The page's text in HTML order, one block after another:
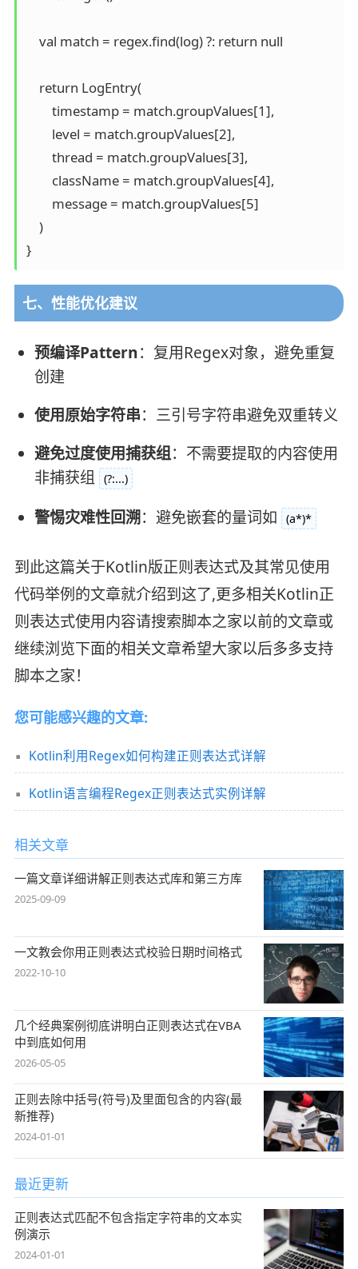
    val match = regex.find(log) ?: return null
    return LogEntry(
        timestamp = match.groupValues[1],
        level = match.groupValues[2],
        thread = match.groupValues[3],
        className = match.groupValues[4],
        message = match.groupValues[5]
    )
}
七、性能优化建议
预编译Pattern：复用Regex对象，避免重复
创建
使用原始字符串：三引号字符串避免双重转义
避免过度使用捕获组：不需要提取的内容使用
非捕获组
(?:...)
警惕灾难性回溯：避免嵌套的量词如 (a*)*
到此这篇关于Kotlin版正则表达式及其常见使用
代码举例的文章就介绍到这了,更多相关Kotlin正
则表达式使用内容请搜索脚本之家以前的文章或
继续浏览下面的相关文章希望大家以后多多支持
脚本之家！
您可能感兴趣的文章:
Kotlin利用Regex如何构建正则表达式详解
Kotlin语言编程Regex正则表达式实例详解
相关文章
一篇文章详细讲解正则表达式库和第三方库
2025-09-09
一文教会你用正则表达式校验日期时间格式
2022-10-10
几个经典案例彻底讲明白正则表达式在VBA
中到底如何用
2026-05-05
正则去除中括号(符号)及里面包含的内容(最
新推荐)
2024-01-01
最近更新
正则表达式匹配不包含指定字符串的文本实
例演示
2024-01-01